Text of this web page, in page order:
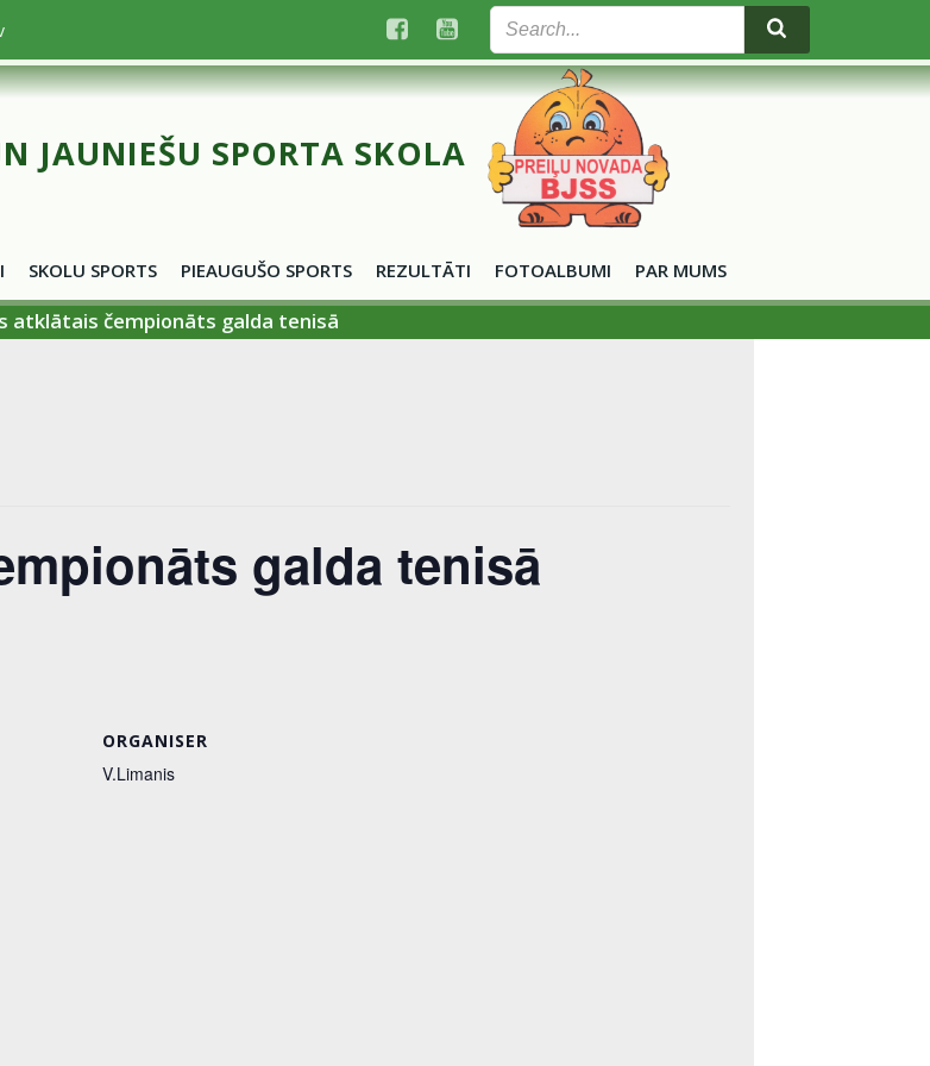
JAUNIEŠU SPORTA SKOLA
SKOLU SPORTS PIEAUGUŠO SPORTS REZULTĀTI FOTOALBUMI PAR MUMS
atklātais čempionāts galda tenisā
galda tenisā
ORGANISER
V.Limanis